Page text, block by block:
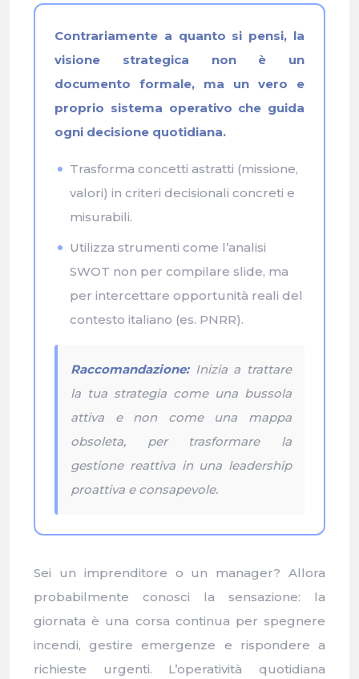
Contrariamente a quanto si pensi, la
visione strategica non è un
documento formale, ma un vero e
proprio sistema operativo che guida
ogni decisione quotidiana.
Trasforma concetti astratti (missione,
valori) in criteri decisionali concreti e
misurabili.
Utilizza strumenti come l’analisi
SWOT non per compilare slide, ma
per intercettare opportunità reali del
contesto italiano (es. PNRR).
Raccomandazione:Inizia a trattare
la tua strategia come una bussola
attiva e non come una mappa
obsoleta, per trasformare la
gestione reattiva in una leadership
proattiva e consapevole.
Sei un imprenditore o un manager? Allora
probabilmente conosci la sensazione: la
giornata è una corsa continua per spegnere
incendi, gestire emergenze e rispondere a
richieste urgenti. L’operatività quotidiana